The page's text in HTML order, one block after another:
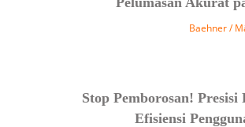
Baehner
Stop Pemborosan!
Efisiensi